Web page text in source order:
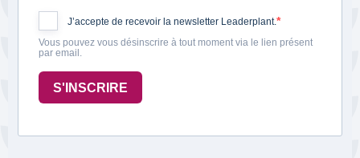
J’accepte de recevoir la newsletter Leaderplant.
Vous pouvez vous désinscrire à tout moment via le lien présent
par email.
S'INSCRIRE